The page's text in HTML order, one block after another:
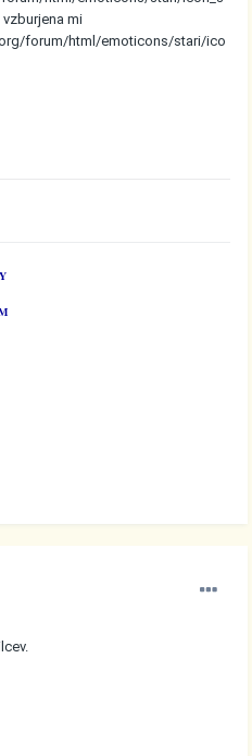
mi
forum/html/emoticons/stari/ico